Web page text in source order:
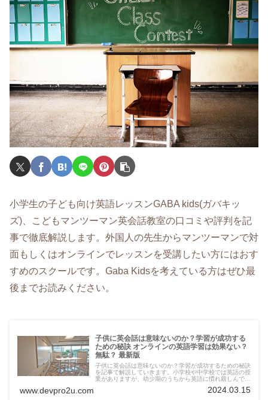
小学生の子ども向け英語レッスンGABA kids(ガバキッ
ズ)、こどもマンツーマン英会話教室の口コミや評判を記
事で徹底解説します。外国人の先生からマンツーマンで対
面もしくはオンラインでレッスンを受講したい方にはおす
すめのスクールです。Gaba Kidsを考えている方はぜひ最
後までお読みください。
子供に英会話は意味ないのか？学習が成功する
ための秘訣 オンラインの英語学習は効果ない？
無駄？ 最新版
子供に英会話は意味ないのか？学習が成功するための秘訣
を記事で解説していきます。小学校や中学校では英語の授
業がありますが、幼少期のうちから英語に慣れ親しんでお
www.devpro2u.com 2024.03.15